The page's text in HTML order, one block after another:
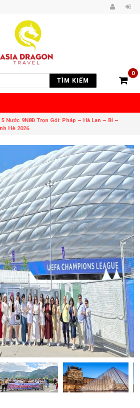
TÌM KIẾM
0
Nước 9N8Đ Trọn Gói: Pháp – Hà Lan – Bỉ –
Hè 2026